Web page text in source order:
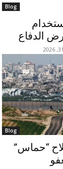
Blog
الدفاع
Blog
“حماس”